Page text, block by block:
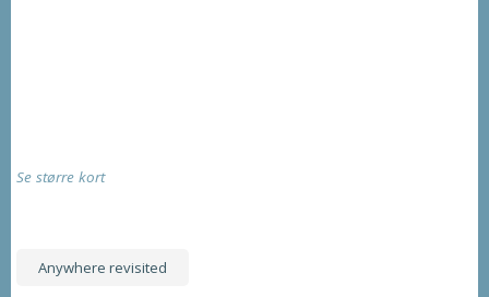
Se større kort
Anywhere revisited